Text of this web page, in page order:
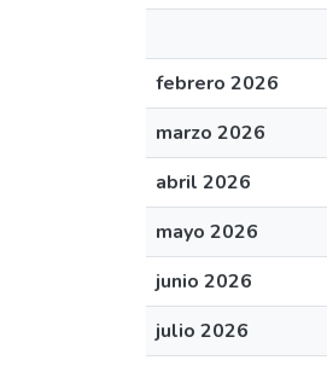
febrero 2026
marzo 2026
abril 2026
mayo 2026
junio 2026
julio 2026